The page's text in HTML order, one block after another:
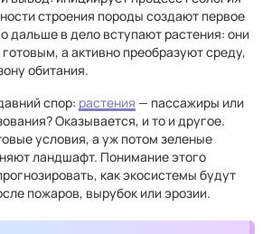
строения породы создают первое
дальше в дело вступают растения: они
а активно преобразуют среду,
обитания.
спор: растения — пассажиры или
Оказывается, и то и другое.
условия, а уж потом зеленые
ландшафт. Понимание этого
как экосистемы будут
пожаров, вырубок или эрозии.